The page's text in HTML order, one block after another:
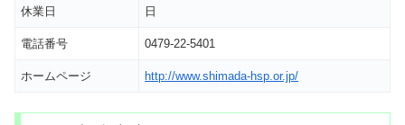
休業日 日
電話番号 0479-22-5401
ホームページ http://www.shimada-hsp.or.jp/